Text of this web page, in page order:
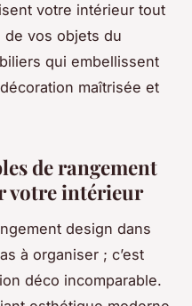
votre intérieur tout
de vos objets du
qui embellissent
maîtrisée et
de rangement
votre intérieur
design dans
à organiser ; c’est
déco incomparable.